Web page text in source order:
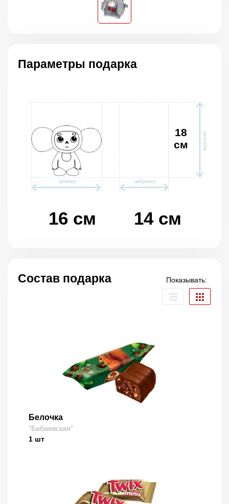
Параметры подарка
16 см 14 см
18
см
Состав подарка Показывать:
Белочка
"Бабаевская"
1 шт